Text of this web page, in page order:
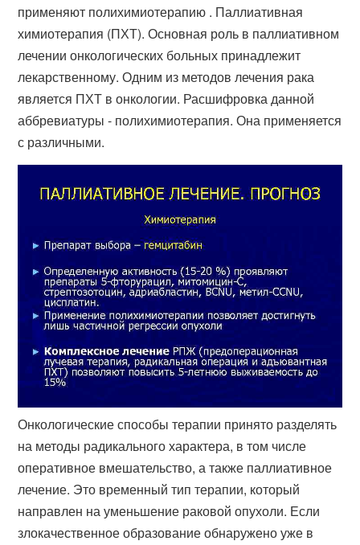
применяют полихимиотерапию . Паллиативная
химиотерапия (ПХТ). Основная роль в паллиативном
лечении онкологических больных принадлежит
лекарственному. Одним из методов лечения рака
является ПХТ в онкологии. Расшифровка данной
аббревиатуры - полихимиотерапия. Она применяется
с различными​.
Онкологические способы терапии принято разделять
на методы радикального характера, в том числе
оперативное вмешательство, а также паллиативное
лечение. Это временный тип терапии, который
направлен на уменьшение раковой опухоли. Если
злокачественное образование обнаружено уже в